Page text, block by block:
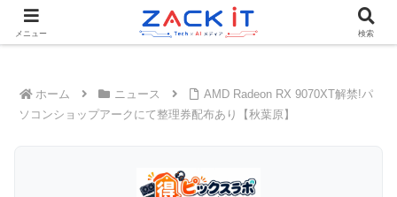
Tech×AIメディア『ZACK IT - 未来をもっと身近に』
ホーム ニュース
AMD Radeon RX 9070XT解禁!パ
ソコンショップアークにて整理券配布あり【秋葉原】
メニュー 検索